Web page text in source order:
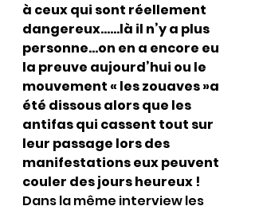
à ceux qui sont réellement
dangereux……là il n’y a plus
personne…on en a encore eu
la preuve aujourd’hui ou le
mouvement « les zouaves »a
été dissous alors que les
antifas qui cassent tout sur
leur passage lors des
manifestations eux peuvent
couler des jours heureux !
Dans la même interview les